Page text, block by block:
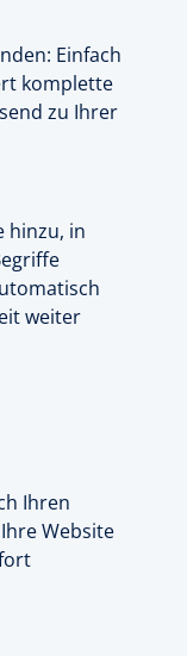
Einfach
komplette
zu Ihrer
hinzu, in
weiter
Ihren
Website